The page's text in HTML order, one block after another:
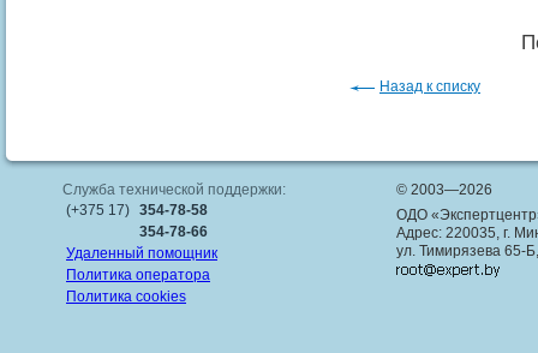
Назад к списку
Служба технической поддержки:
(+375 17) 354-78-58
354-78-66
Удаленный помощник
Политика оператора
Политика cookies
© 2003—2026
ОДО
Адрес: 220035, г.
ул. Тимирязева 65-